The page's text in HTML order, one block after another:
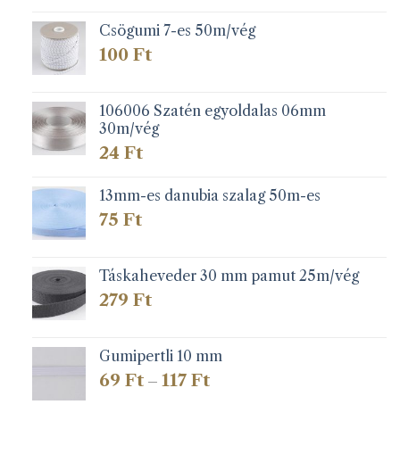
279 Ft
Csögumi 7-es 50m/vég
100 Ft
106006 Szatén egyoldalas 06mm
30m/vég
24 Ft
13mm-es danubia szalag 50m-es
75 Ft
Táskaheveder 30 mm pamut 25m/vég
279 Ft
Gumipertli 10 mm
69 Ft – 117 FtÁrtartomány: